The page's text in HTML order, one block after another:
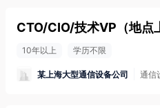
CTO/CIO/技术VP（地点
10年以上 学历不限
某上海大型通信设备公司 通信